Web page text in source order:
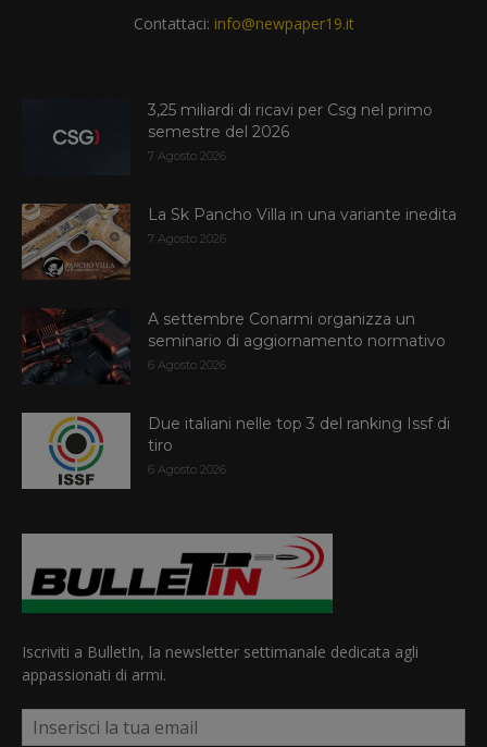
Contattaci: info@newpaper19.it
3,25 miliardi di ricavi per Csg nel primo
semestre del 2026
7 Agosto 2026
La Sk Pancho Villa in una variante inedita
7 Agosto 2026
A settembre Conarmi organizza un
seminario di aggiornamento normativo
6 Agosto 2026
Due italiani nelle top 3 del ranking Issf di
tiro
6 Agosto 2026
Iscriviti a BulletIn, la newsletter settimanale dedicata agli
appassionati di armi.